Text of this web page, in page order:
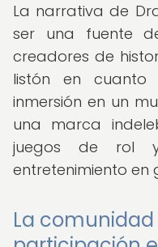
La narrativa de
ser una fuente
creadores de
listón en
inmersión en un
una marca
juegos de rol
entretenimiento en
La comunidad